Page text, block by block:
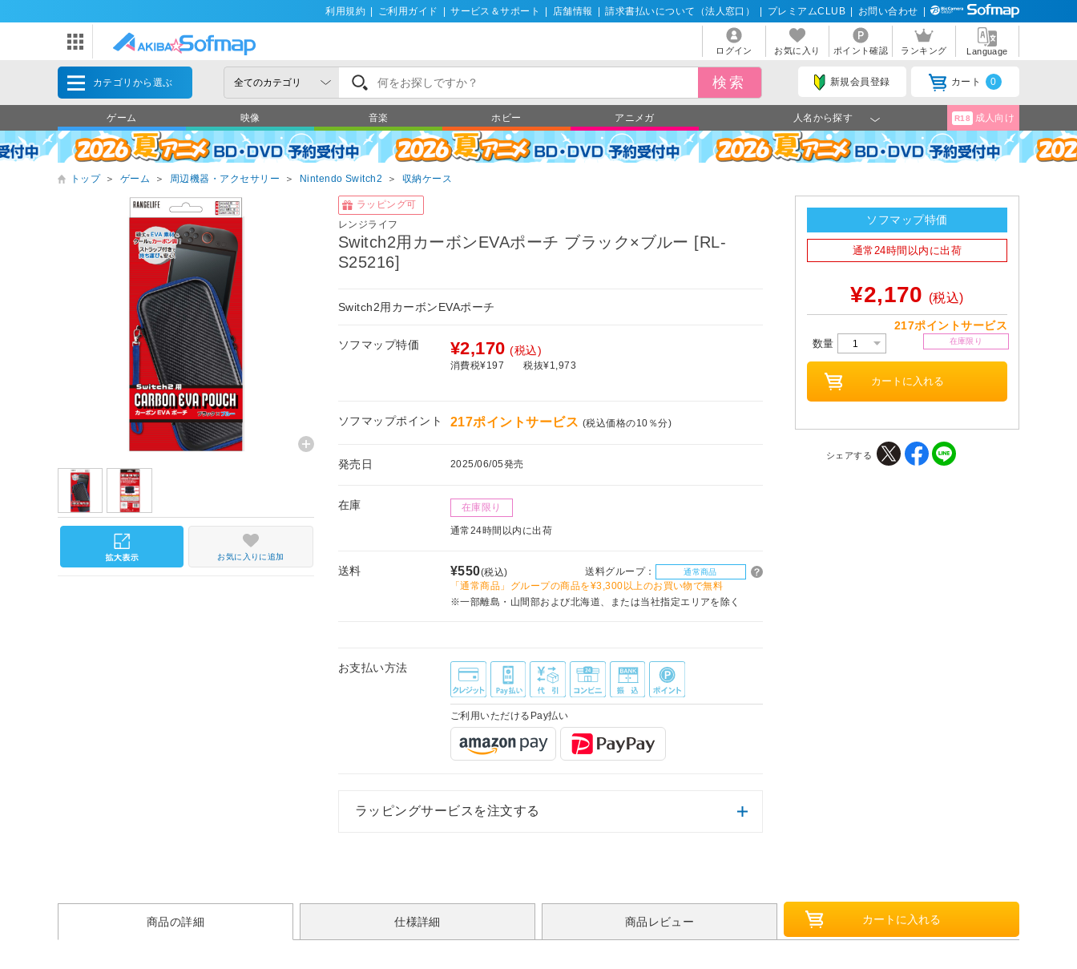
利用規約 ご利用ガイド サービス＆サポート 店舗情報 請求書払いについて（法人窓口） プレミアムCLUB お問い合わせ
ログイン お気に入り ポイント確認 ランキング Language
カテゴリから選ぶ 新規会員登録 カート 0
ゲーム 映像 音楽 ホビー アニメガ 人名から探す R18 成人向け
トップ ＞ ゲーム ＞ 周辺機器・アクセサリー ＞ Nintendo Switch2 ＞ 収納ケース
ラッピング可
レンジライフ
Switch2用カーボンEVAポーチ ブラック×ブルー [RL-
S25216]
Switch2用カーボンEVAポーチ
ソフマップ特価 ¥2,170 (税込)
消費税¥197 税抜¥1,973
ソフマップポイント 217ポイントサービス (税込価格の10％分)
発売日 2025/06/05発売
在庫 在庫限り
通常24時間以内に出荷
送料 ¥550(税込) 送料グループ： 通常商品
「通常商品」グループの商品を¥3,300以上のお買い物で無料
※一部離島・山間部および北海道、または当社指定エリアを除く
お支払い方法
ご利用いただけるPay払い
ラッピングサービスを注文する
お気に入りに追加
ソフマップ特価
通常24時間以内に出荷
¥2,170 (税込)
217ポイントサービス
数量 在庫限り
シェアする
商品の詳細 仕様詳細 商品レビュー